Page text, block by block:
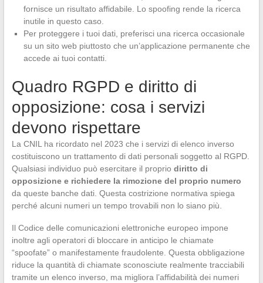
fornisce un risultato affidabile. Lo spoofing rende la ricerca
inutile in questo caso.
Per proteggere i tuoi dati, preferisci una ricerca occasionale
su un sito web piuttosto che un’applicazione permanente che
accede ai tuoi contatti.
Quadro RGPD e diritto di
opposizione: cosa i servizi
devono rispettare
La CNIL ha ricordato nel 2023 che i servizi di elenco inverso
costituiscono un trattamento di dati personali soggetto al RGPD.
Qualsiasi individuo può esercitare il proprio diritto di
opposizione e richiedere la rimozione del proprio numero
da queste banche dati. Questa costrizione normativa spiega
perché alcuni numeri un tempo trovabili non lo siano più.
Il Codice delle comunicazioni elettroniche europeo impone
inoltre agli operatori di bloccare in anticipo le chiamate
“spoofate” o manifestamente fraudolente. Questa obbligazione
riduce la quantità di chiamate sconosciute realmente tracciabili
tramite un elenco inverso, ma migliora l’affidabilità dei numeri